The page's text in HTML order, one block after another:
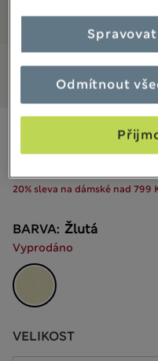
23 Recenze
20% sleva na dámské nad 799
BARVA: Žlutá
Vyprodáno
VELIKOST
Odmítnout